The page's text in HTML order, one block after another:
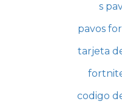
s
pavos
tarjeta
codigo